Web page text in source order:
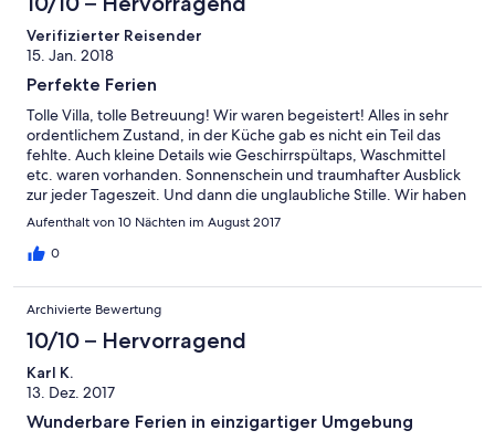
will never forget and hope to have the opportunity to come
back!
Verifizierter Reisender
15. Jan. 2018
Perfekte Ferien
Tolle Villa, tolle Betreuung! Wir waren begeistert! Alles in sehr
ordentlichem Zustand, in der Küche gab es nicht ein Teil das
fehlte. Auch kleine Details wie Geschirrspültaps, Waschmittel
etc. waren vorhanden. Sonnenschein und traumhafter Ausblick
zur jeder Tageszeit. Und dann die unglaubliche Stille. Wir haben
uns lange nicht mehr so wohl gefühlt. Das freundliche, stets
hilfsbereite und mit Rat und Tat zur Seite stehende Team vor Ort
machte den Urlaub perfekt!
Aufenthalt von 10 Nächten im August 2017
0
Archivierte Bewertung
10/10 – Hervorragend
Karl K.
13. Dez. 2017
Wunderbare Ferien in einzigartiger Umgebung